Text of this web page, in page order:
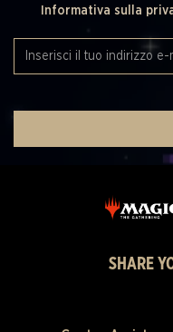
Informativa sulla
SHARE